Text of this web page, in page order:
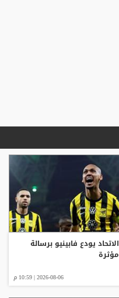
الاتحاد يودع فابينيو برسالة
مؤثرة
2026-08-06 | 10:59 م